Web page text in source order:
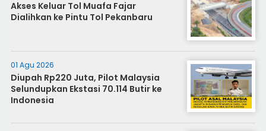
Akses Keluar Tol Muafa Fajar
Dialihkan ke Pintu Tol Pekanbaru
01 Agu 2026
Diupah Rp220 Juta, Pilot Malaysia
Selundupkan Ekstasi 70.114 Butir ke
Indonesia